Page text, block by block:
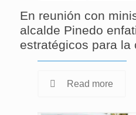
En reunión con
alcalde Pinedo
estratégicos para la
Read more